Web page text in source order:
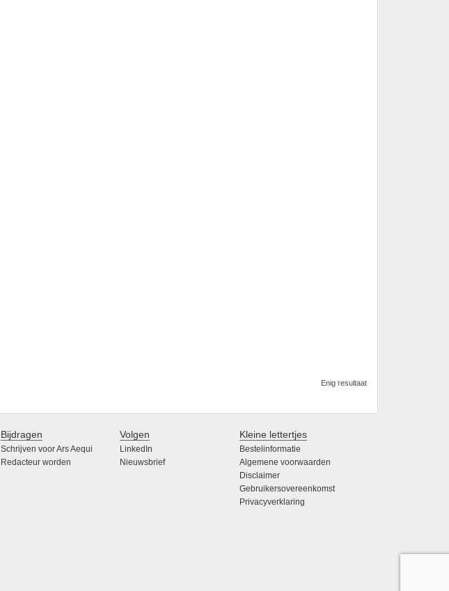
Enig resultaat
Bijdragen
Schrijven voor Ars Aequi
Redacteur worden
Volgen
LinkedIn
Nieuwsbrief
Kleine lettertjes
Bestelinformatie
Algemene voorwaarden
Disclaimer
Gebruikersovereenkomst
Privacyverklaring